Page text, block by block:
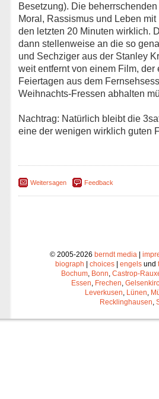
Besetzung). Die
Moral, Rassismus und Leben
den letzten 20 Minuten wirklich.
dann stellenweise an die so
und Sechziger aus der Stanley
weit entfernt von einem Film,
Feiertagen aus dem
Weihnachts-Fressen abhalten
Nachtrag: Natürlich bleibt die
eine der wenigen wirklich guten
Weitersagen Feedback
© 2005-2026 berndt media |
biograph | choices | engels und
Bochum Bonn Castrop-
Essen Frechen
Leverkusen Lünen
Recklinghausen